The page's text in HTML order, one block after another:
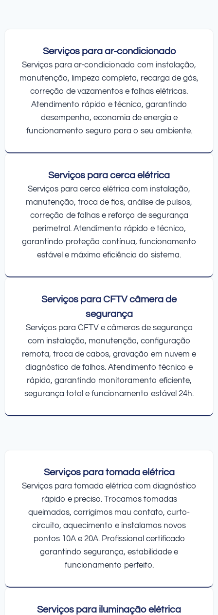
Serviços para ar-condicionado
Serviços para ar-condicionado com instalação,
manutenção, limpeza completa, recarga de gás,
correção de vazamentos e falhas elétricas.
Atendimento rápido e técnico, garantindo
desempenho, economia de energia e
funcionamento seguro para o seu ambiente.
Serviços para cerca elétrica
Serviços para cerca elétrica com instalação,
manutenção, troca de fios, análise de pulsos,
correção de falhas e reforço de segurança
perimetral. Atendimento rápido e técnico,
garantindo proteção contínua, funcionamento
estável e máxima eficiência do sistema.
Serviços para CFTV câmera de
segurança
Serviços para CFTV e câmeras de segurança
com instalação, manutenção, configuração
remota, troca de cabos, gravação em nuvem e
diagnóstico de falhas. Atendimento técnico e
rápido, garantindo monitoramento eficiente,
segurança total e funcionamento estável 24h.
Serviços para tomada elétrica
Serviços para tomada elétrica com diagnóstico
rápido e preciso. Trocamos tomadas
queimadas, corrigimos mau contato, curto-
circuito, aquecimento e instalamos novos
pontos 10A e 20A. Profissional certificado
garantindo segurança, estabilidade e
funcionamento perfeito.
Serviços para iluminação elétrica